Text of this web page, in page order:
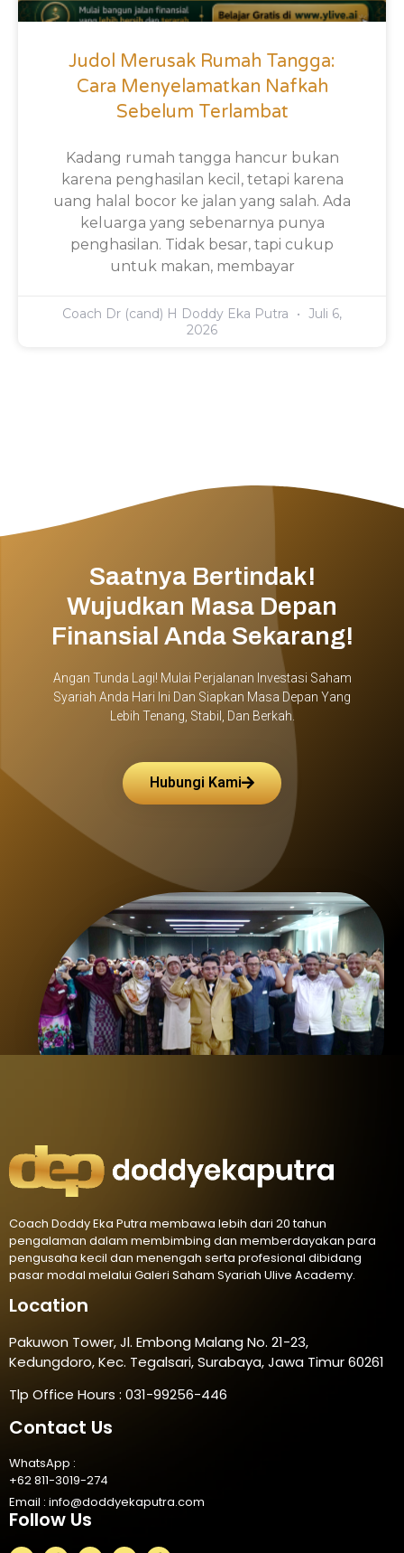
Judol Merusak Rumah Tangga:
Cara Menyelamatkan Nafkah
Sebelum Terlambat
Kadang rumah tangga hancur bukan
karena penghasilan kecil, tetapi karena
uang halal bocor ke jalan yang salah. Ada
keluarga yang sebenarnya punya
penghasilan. Tidak besar, tapi cukup
untuk makan, membayar
Coach Dr (cand) H Doddy Eka Putra
Juli 6,
2026
Saatnya Bertindak!
Wujudkan Masa Depan
Finansial Anda Sekarang!
Angan Tunda Lagi! Mulai Perjalanan Investasi Saham
Syariah Anda Hari Ini Dan Siapkan Masa Depan Yang
Lebih Tenang, Stabil, Dan Berkah.
Hubungi Kami
Coach Doddy Eka Putra membawa lebih dari 20 tahun
pengalaman dalam membimbing dan memberdayakan para
pengusaha kecil dan menengah serta profesional dibidang
pasar modal melalui Galeri Saham Syariah Ulive Academy.
Location
Pakuwon Tower, Jl. Embong Malang No. 21-23,
Kedungdoro, Kec. Tegalsari, Surabaya, Jawa Timur 60261
Tlp Office Hours : 031-99256-446
Contact Us
WhatsApp :
+62 811-3019-274
Email : info@doddyekaputra.com
Follow Us